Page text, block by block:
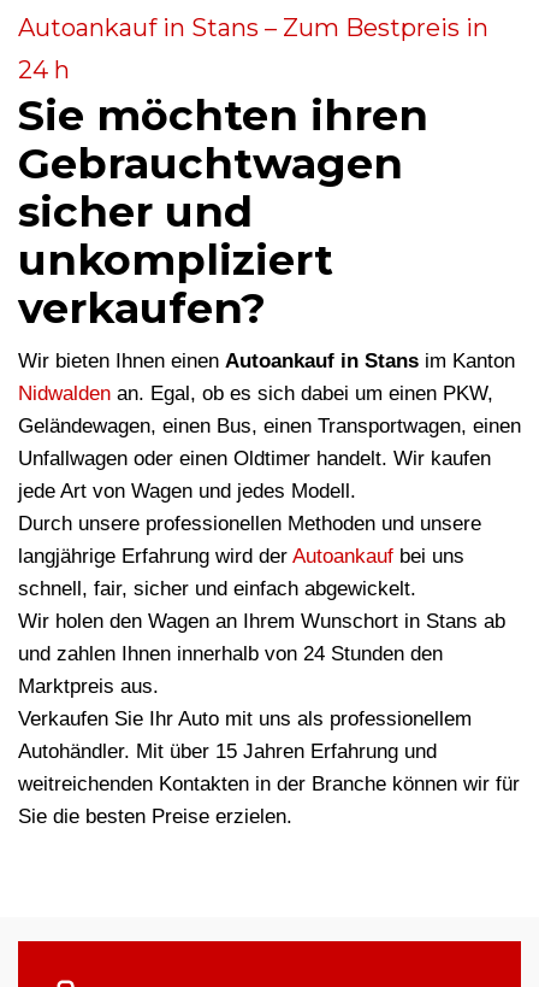
Autoankauf in Stans – Zum Bestpreis in
24 h
Sie möchten ihren
Gebrauchtwagen
sicher und
unkompliziert
verkaufen?
Wir bieten Ihnen einen Autoankauf in Stans im Kanton
Nidwalden an. Egal, ob es sich dabei um einen PKW,
Geländewagen, einen Bus, einen Transportwagen, einen
Unfallwagen oder einen Oldtimer handelt. Wir kaufen
jede Art von Wagen und jedes Modell.
Durch unsere professionellen Methoden und unsere
langjährige Erfahrung wird der Autoankauf bei uns
schnell, fair, sicher und einfach abgewickelt.
Wir holen den Wagen an Ihrem Wunschort in Stans ab
und zahlen Ihnen innerhalb von 24 Stunden den
Marktpreis aus.
Verkaufen Sie Ihr Auto mit uns als professionellem
Autohändler. Mit über 15 Jahren Erfahrung und
weitreichenden Kontakten in der Branche können wir für
Sie die besten Preise erzielen.